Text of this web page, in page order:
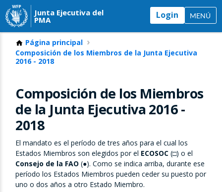
Junta Ejecutiva del
PMA Login MENÚ
Página principal
Composición de los Miembros de la Junta Ejecutiva
2016 - 2018
Composición de los Miembros
de la Junta Ejecutiva 2016 -
2018
El mandato es el período de tres años para el cual los
Estados Miembros son elegidos por el ECOSOC(□) o el
Consejo de la FAO (●). Como se indica arriba, durante ese
período los Estados Miembros pueden ceder su puesto por
uno o dos años a otro Estado Miembro.